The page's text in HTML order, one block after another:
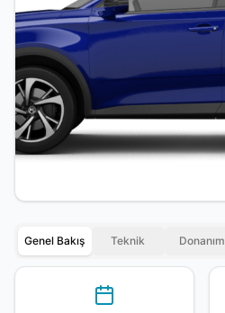
Genel Bakış Teknik Donanım